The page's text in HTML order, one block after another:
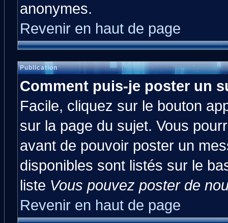
anonymes.
Revenir en haut de page
Publication
Comment puis-je poster un
Facile, cliquez sur le bouton
sur la page du sujet. Vous
avant de pouvoir poster un
disponibles sont listés sur le
liste Vous pouvez poster de
Revenir en haut de page